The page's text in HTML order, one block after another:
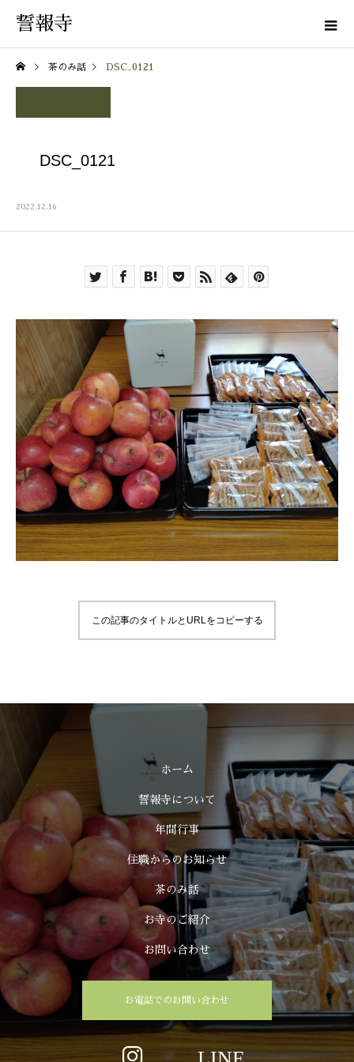
誓報寺
茶のみ話 DSC_0121
DSC_0121
2022.12.16
この記事のタイトルとURLをコピーする
ホーム
誓報寺について
年間行事
住職からのお知らせ
茶のみ話
お寺のご紹介
お問い合わせ
お電話でのお問い合わせ